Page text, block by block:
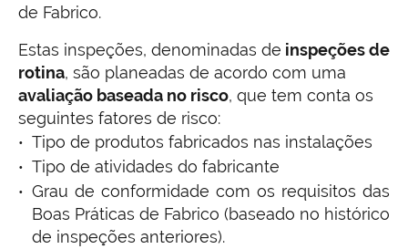
de Fabrico.
Estas inspeções, denominadas de inspeções de
rotina, são planeadas de acordo com uma
avaliação baseada no risco, que tem conta os
seguintes fatores de risco:
Tipo de produtos fabricados nas instalações
Tipo de atividades do fabricante
Grau de conformidade com os requisitos das
Boas Práticas de Fabrico (baseado no histórico
de inspeções anteriores).